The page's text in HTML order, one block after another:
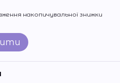
накопичувальної знижки